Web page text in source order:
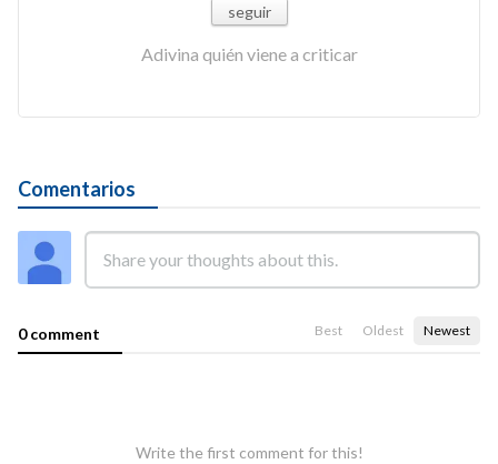
seguir
Adivina quién viene a criticar
Comentarios
0 comment Best Oldest Newest
Write the first comment for this!